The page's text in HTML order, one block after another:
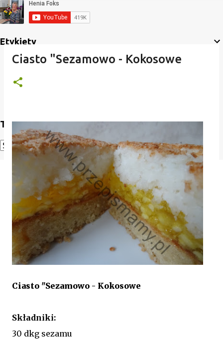
Etykiety
Translate
Powered by Translate
Ciasto "Sezamowo - Kokosowe
Ciasto "Sezamowo - Kokosowe
Składniki:
30 dkg sezamu